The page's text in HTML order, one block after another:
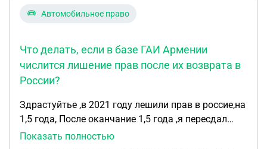
Автомобильное право
Что делать, если в базе ГАИ Армении
числится лишение прав после их возврата в
России?
Здрастуйтье ,в 2021 году лешили прав в россие,на
1,5 года, После оканчание 1,5 года ,я пересдал
экзамен и зобрал права,на момент когда зобирал
Показать полностью